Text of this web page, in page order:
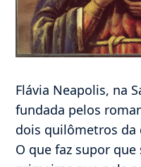
Flávia Neapolis, na
fundada pelos
dois quilômetros da
O que faz supor